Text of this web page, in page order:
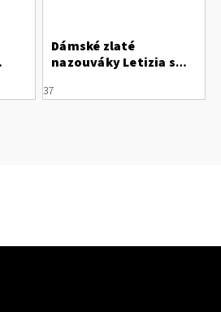
Dámské zlaté
nazouváky Letizia s
37